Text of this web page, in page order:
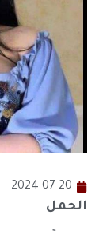
2024-07-20
الحمل